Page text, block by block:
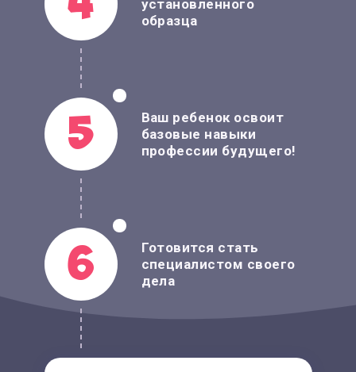
образца
5
Ваш ребенок освоит
базовые навыки
профессии будущего!
6
Готовится стать
специалистом своего
дела